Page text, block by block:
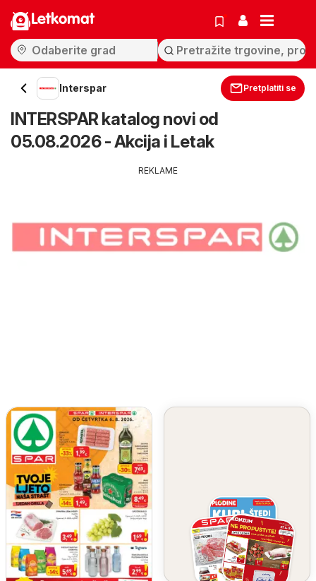
Letkomat
Interspar Pretplatiti se
INTERSPAR katalog novi od
05.08.2026 - Akcija i Letak
REKLAME